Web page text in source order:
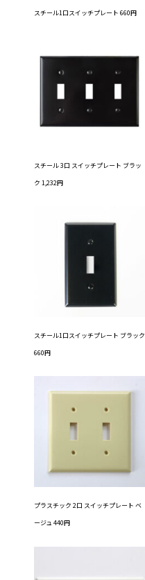
スチール1口スイッチプレート 660円
スチール 3口 スイッチプレート ブラッ
ク 1,232円
スチール1口スイッチプレート ブラック
660円
プラスチック 2口 スイッチプレート ベ
ージュ 440円